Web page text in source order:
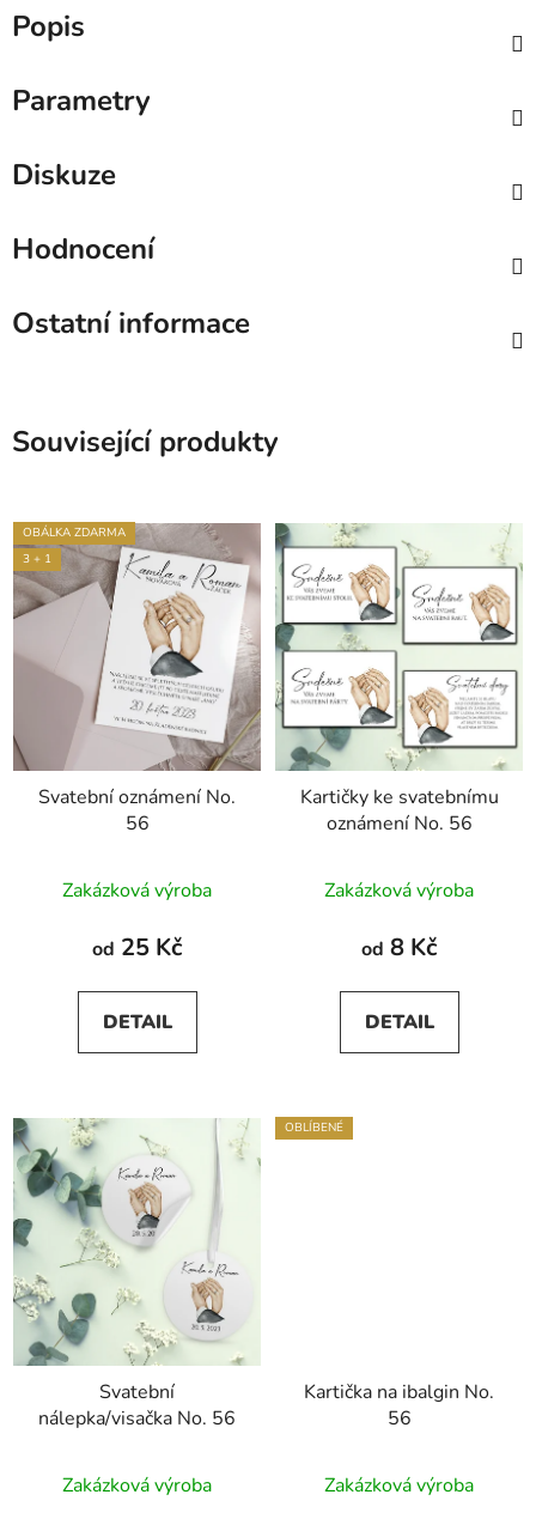
Popis
Parametry
Diskuze
Hodnocení
Ostatní informace
Související produkty
OBÁLKA ZDARMA
3 + 1
Svatební oznámení No.
56
hodnocení
produktu
5,0
z
Zakázková výroba
od 25 Kč
DETAIL
Kartičky ke svatebnímu
oznámení No. 56
Zakázková výroba
od 8 Kč
DETAIL
Svatební
nálepka/visačka No. 56
hodnocení
Zakázková výroba
OBLÍBENÉ
Kartička na ibalgin No.
56
Zakázková výroba